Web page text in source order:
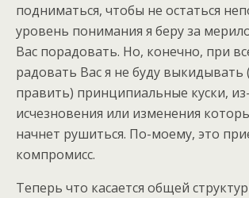
подниматься, чтобы не остаться
уровень понимания я беру за
Вас порадовать. Но, конечно, при
радовать Вас я не буду выкидывать
править) принципиальные куски,
исчезновения или изменения
начнет рушиться. По-моему, это
компромисс.
Теперь что касается общей